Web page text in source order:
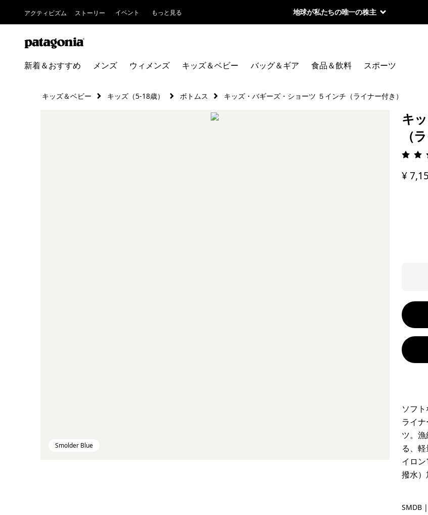
アクティビズム ストーリー イベント もっと見る 地球が私たちの唯一の株主
新着＆おすすめ メンズ ウィメンズ キッズ＆ベビー バッグ＆ギア 食品＆飲料 スポーツ
キッズ＆ベビー キッズ（5-18歳） ボトムス キッズ・バギーズ・ショーツ ５インチ（ライナー付き）
Smolder Blue
キ
（
¥
ソフ
ライ
ツ。
る、
イロ
撥水）
SMDB